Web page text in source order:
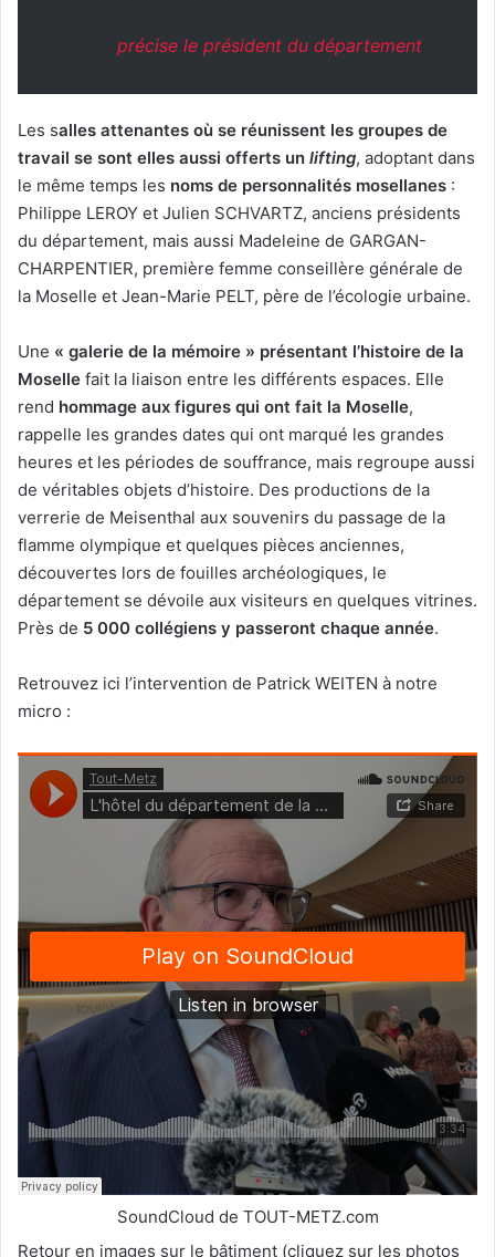
précise le président du département
Les salles attenantes où se réunissent les groupes de
travail se sont elles aussi offerts un lifting, adoptant dans
le même temps les noms de personnalités mosellanes :
Philippe LEROY et Julien SCHVARTZ, anciens présidents
du département, mais aussi Madeleine de GARGAN-
CHARPENTIER, première femme conseillère générale de
la Moselle et Jean-Marie PELT, père de l’écologie urbaine.
Une « galerie de la mémoire » présentant l’histoire de la
Moselle fait la liaison entre les différents espaces. Elle
rend hommage aux figures qui ont fait la Moselle,
rappelle les grandes dates qui ont marqué les grandes
heures et les périodes de souffrance, mais regroupe aussi
de véritables objets d’histoire. Des productions de la
verrerie de Meisenthal aux souvenirs du passage de la
flamme olympique et quelques pièces anciennes,
découvertes lors de fouilles archéologiques, le
département se dévoile aux visiteurs en quelques vitrines.
Près de 5 000 collégiens y passeront chaque année.
Retrouvez ici l’intervention de Patrick WEITEN à notre
micro :
SoundCloud de TOUT-METZ.com
Retour en images sur le bâtiment (cliquez sur les photos